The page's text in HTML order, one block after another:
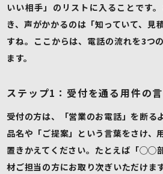
いい相手」のリストに入ることです
き、声がかかるのは「知っていて、見
すね。ここからは、電話の流れを3つ
ます。
ステップ1：受付を通る用件の
受付の方は、「営業のお電話」を断る
品名や「ご提案」という言葉をさけ、
置きかえてください。たとえば「◯◯
材ご担当の方にお取り次ぎいただけま